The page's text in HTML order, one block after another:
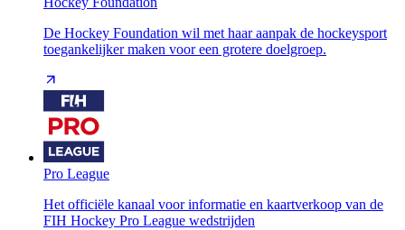
De Hockey Foundation wil met haar aanpak de hockeysport
toegankelijker maken voor een grotere doelgroep.
Pro League
Het officiële kanaal voor informatie en kaartverkoop van de
FIH Hockey Pro League wedstrijden